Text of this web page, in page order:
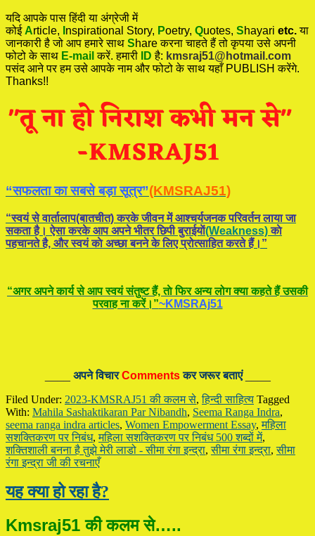
यदि आपके पास हिंदी या अंग्रेजी में
कोईArticle, nspirational Story, Poetry, Quotes, Shayari etc.या
जानकारी है जो आप हमारे साथ Share करना चाहते हैं तो कृपया उसे अपनी
फोटो के साथ E-mail करें. हमारी IDहै: kmsraj51@hotmail.com
पसंद आने पर हम उसे आपके नाम और फोटो के साथ यहाँ PUBLISH करेंगे.
Thanks!!
“सफलता का सबसे बड़ा सूत्र”(KMSRAJ51)
“स्वयं से वार्तालाप(बातचीत) करके जीवन में आश्चर्यजनक परिवर्तन लाया जा
सकता है। ऐसा करके आप अपने भीतर छिपी बुराईयाें(Weakness)काे
पहचानते है, और स्वयं काे अच्छा बनने के लिए प्रोत्साहित करते हैं।”
“अगर अपने कार्य से आप स्वयं संतुष्ट हैं, ताे फिर अन्य लोग क्या कहते हैं उसकी
परवाह ना करें।”~KMSRAj51
अपने विचारCommentsकर जरूर बताएं____
Filed Under: 2023-KMSRAJ51 की कलम से,हिन्दी साहित्य Tagged
With: Mahila Sashaktikaran Par Nibandh, Seema Ranga Indra,
seema ranga indra articles, Women Empowerment Essay,महिला
सशक्तिकरण पर निबंध,महिला सशक्तिकरण पर निबंध 500 शब्दों में,
शक्तिशाली बनना है तुझे मेरी लाडो - सीमा रंगा इन्द्रा,सीमा रंगा इन्द्रा,सीमा
रंगा इन्द्रा जी की रचनाएँ
यह क्या हो रहा है?
Kmsraj51 की कलम से…..